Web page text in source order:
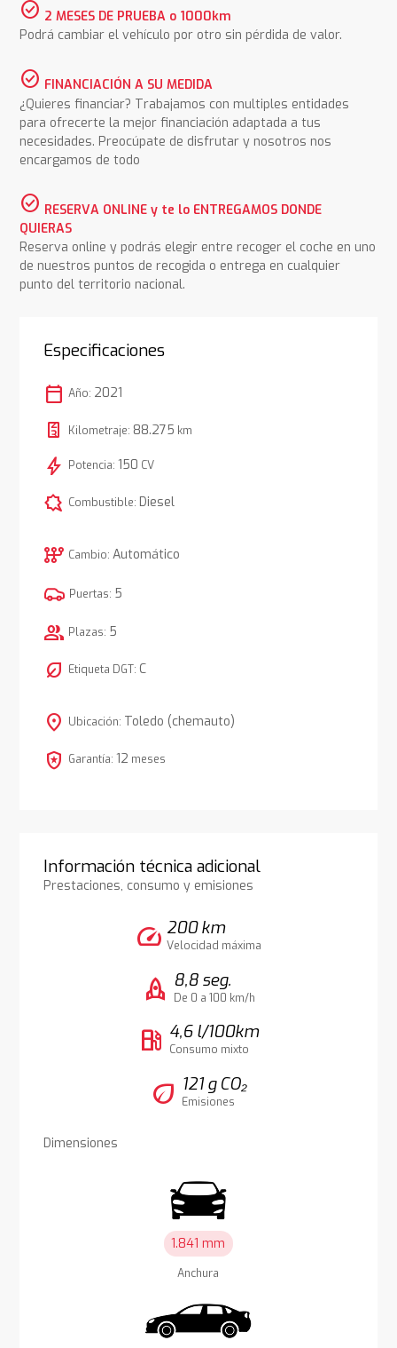
check_circle 2 MESES DE PRUEBA o 1000km
Podrá cambiar el vehículo por otro sin pérdida de valor.
check_circle FINANCIACIÓN A SU MEDIDA
¿Quieres financiar? Trabajamos con multiples entidades
para ofrecerte la mejor financiación adaptada a tus
necesidades. Preocúpate de disfrutar y nosotros nos
encargamos de todo
check_circle RESERVA ONLINE y te lo ENTREGAMOS DONDE
QUIERAS
Reserva online y podrás elegir entre recoger el coche en uno
de nuestros puntos de recogida o entrega en cualquier
punto del territorio nacional.
Especificaciones
calendar_today Año: 2021
Kilometraje: 88.275 km
bolt Potencia: 150 CV
comic_bubble Combustible: Diesel
auto_transmission Cambio: Automático
Puertas: 5
group Plazas: 5
nest_eco_leaf Etiqueta DGT: C
location_on Ubicación: Toledo (chemauto)
local_police Garantía: 12 meses
Información técnica adicional
Prestaciones, consumo y emisiones
speed 200 km
Velocidad máxima
rocket 8,8 seg.
De 0 a 100 km/h
local_gas_station 4,6 l/100km
Consumo mixto
eco 121 g CO₂
Emisiones
Dimensiones
1.841 mm
Anchura